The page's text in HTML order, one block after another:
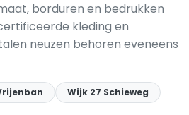
borduren en bedrukken
kleding en
neuzen behoren eveneens
Wijk 27 Schieweg